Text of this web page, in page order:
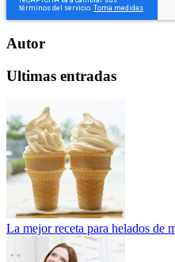
Autor
Ultimas entradas
La mejor receta para helados de